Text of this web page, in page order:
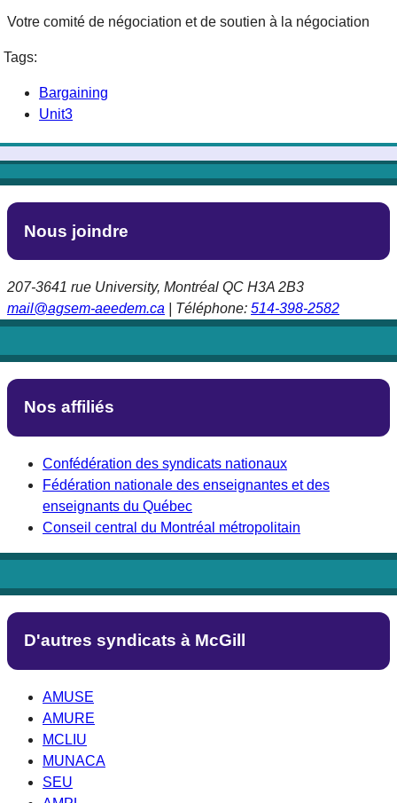
Votre comité de négociation et de soutien à la négociation
Tags:
Bargaining
Unit3
Nous joindre
207-3641 rue University, Montréal QC H3A 2B3
mail@agsem-aeedem.ca | Téléphone: 514-398-2582
Nos affiliés
Confédération des syndicats nationaux
Fédération nationale des enseignantes et des
enseignants du Québec
Conseil central du Montréal métropolitain
D'autres syndicats à McGill
AMUSE
AMURE
MCLIU
MUNACA
SEU